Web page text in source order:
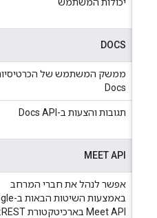
DOCS
ממשק המשתמש של הכרטיסיות ב-
Docs
תגובות והצעות ב-Docs API
MEET API
אפשר לנהל את חברי המרחב
באמצעות השיטות הבאות ב-Google
Meet API בארכיטקטורת REST: